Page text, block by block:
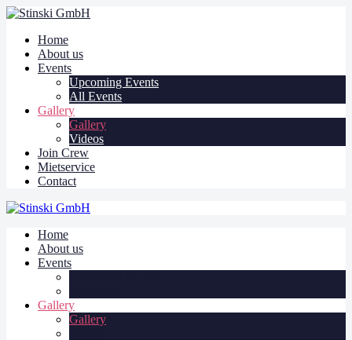
Home
About us
Events
Upcoming Events
All Events
Gallery
Gallery
Videos
Join Crew
Mietservice
Contact
Home
About us
Events
Gallery
Gallery